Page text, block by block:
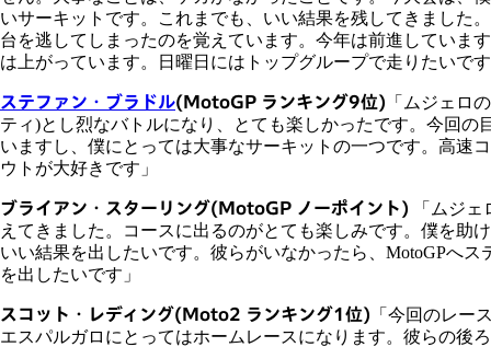
いサーキットです。これまでも、いい結果を残してきました
台を逃してしまったのを覚えています。今年は前進していま
は上がっています。日曜日にはトップグループで走りたいで
ステファン・ブラドル(MotoGP ランキング9位) 「ムジェロ
ティ)とし烈なバトルになり、とても楽しかったです。今回
いますし、僕にとっては大事なサーキットの一つです。高速
ウトが大好きです」
ブライアン・スターリング(MotoGP ノーポイント) 「ムジ
えてきました。コースに出るのがとても楽しみです。僕を助
いい結果を出したいです。彼らがいなかったら、MotoGPへ
を出したいです」
スコット・レディング(Moto2 ランキング1位) 「今回のレー
エスパルガロにとってはホームレースになります。彼らの後